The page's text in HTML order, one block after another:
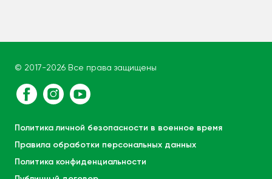
© 2017-2026 Все права защищены
Политика личной безопасности в военное время
Правила обработки персональных данных
Политика конфиденциальности